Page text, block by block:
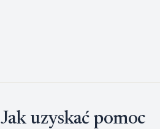
Jak uzyskać pomoc